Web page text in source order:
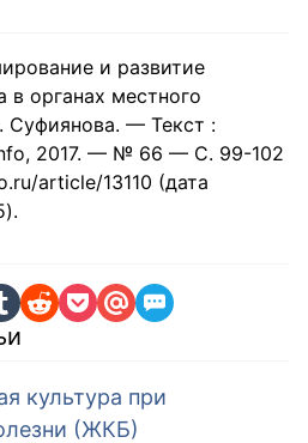
и развитие
в органах местного
Суфиянова. — Текст :
2017. — № 66 — С. 99-102
article/13110 (дата
культура при
(ЖКБ)